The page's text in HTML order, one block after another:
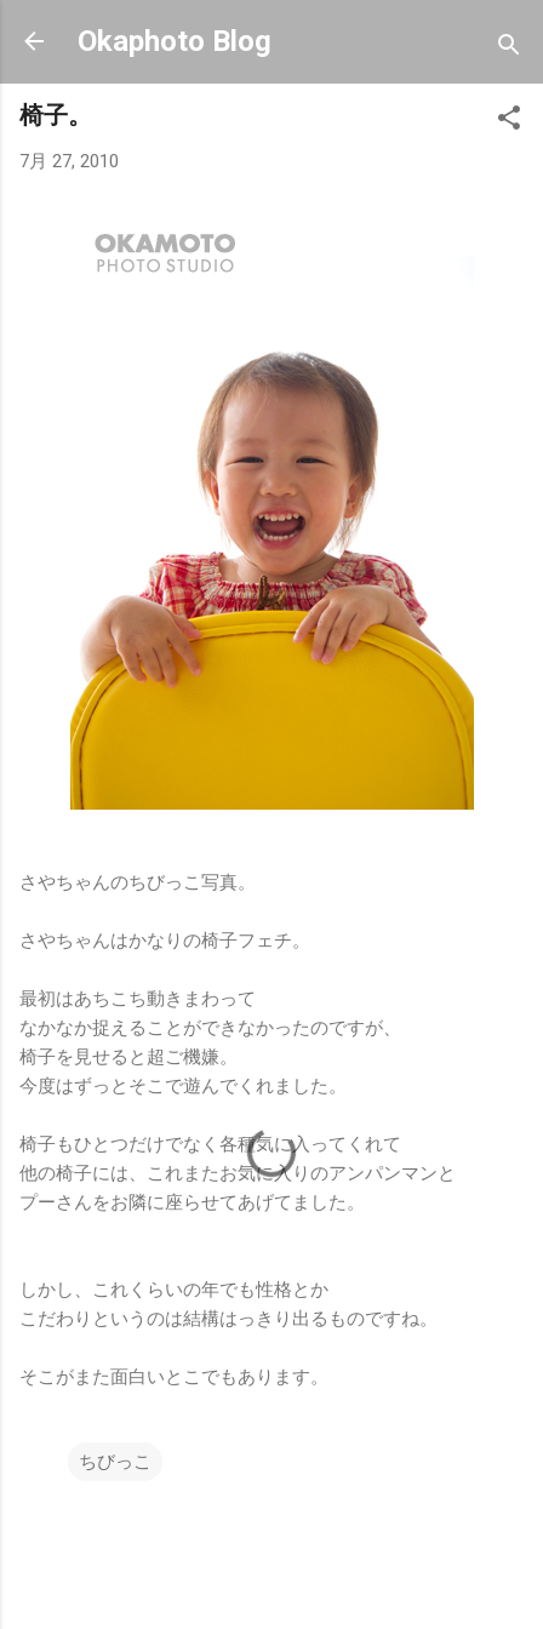
スキップしてメイン コンテンツに移動
Okaphoto Blog
椅子。
7月 27, 2010
さやちゃんのちびっこ写真。
さやちゃんはかなりの椅子フェチ。
最初はあちこち動きまわって
なかなか捉えることができなかったのですが、
椅子を見せると超ご機嫌。
今度はずっとそこで遊んでくれました。
椅子もひとつだけでなく各種気に入ってくれて
他の椅子には、これまたお気に入りのアンパンマンと
プーさんをお隣に座らせてあげてました。
しかし、これくらいの年でも性格とか
こだわりというのは結構はっきり出るものですね。
そこがまた面白いとこでもあります。
ちびっこ